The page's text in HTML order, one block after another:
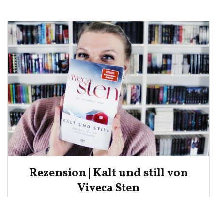
Rezension | Kalt und still von
Viveca Sten